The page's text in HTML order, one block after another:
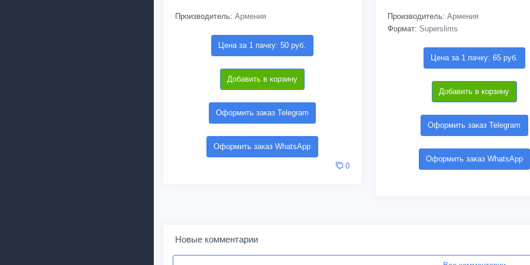
Производитель: Армения
Цена за 1 пачку: 50 руб.
Добавить в корзину
Оформить заказ Telegram
Оформить заказ WhatsApp
0
Производитель: Армения
Формат: Superslims
Цена за 1 пачку: 65 руб.
Добавить в корзину
Оформить заказ Telegram
Оформить заказ WhatsApp
Новые комментарии